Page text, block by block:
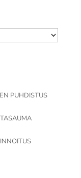
PUHDISTUS